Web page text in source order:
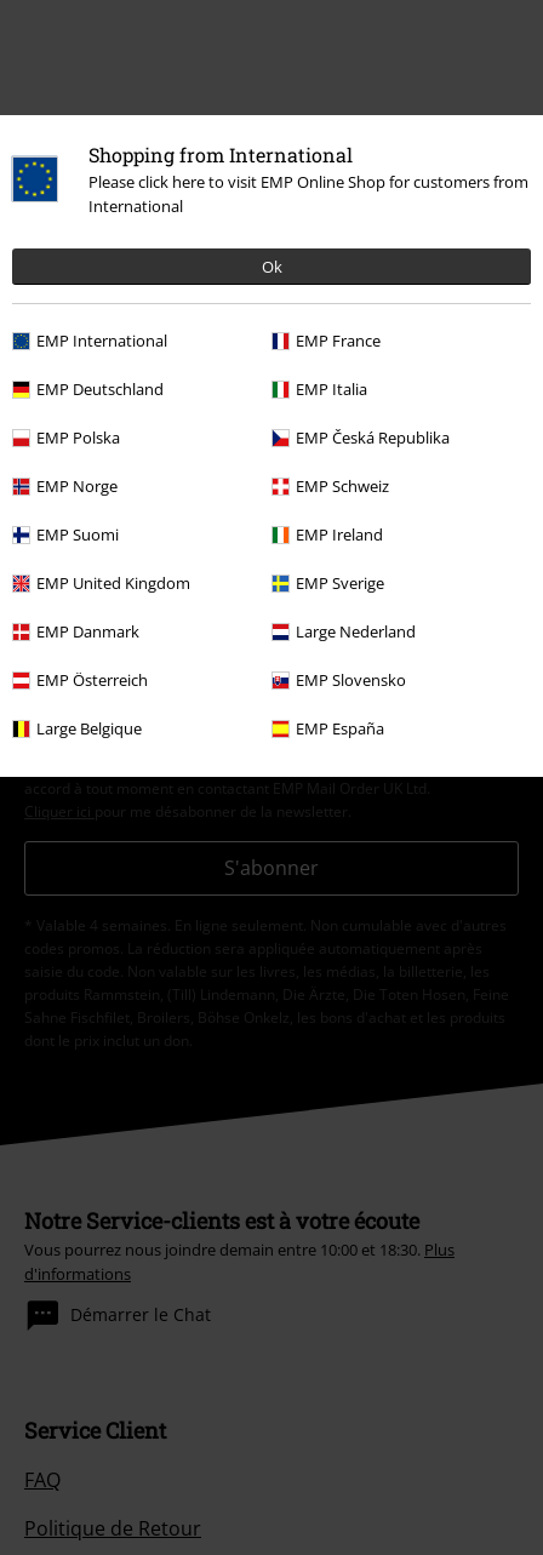
Shopping from International
Please click here to visit EMP Online Shop for customers from
International
Ok
EMP International EMP France
EMP Deutschland EMP Italia
EMP Polska EMP Česká Republika
EMP Norge EMP Schweiz
EMP Suomi EMP Ireland
EMP United Kingdom EMP Sverige
EMP Danmark Large Nederland
EMP Österreich EMP Slovensko
Large Belgique EMP España
Plus de catégories. Plus d'options.
Musique Top Bands Corey Taylor
Musique Médias Vinyle
Promos % Médias
Profitez d'une remise de 15 % en vous
J’accepte de recevoir la newsletter d’EMP et que mes données
personnelles soient utilisées par EMP Mail Order UK Ltd pour m’envoyer
régulièrement des infos sur ses produits. Mes données seront traitées
accord à tout moment en contactant EMP Mail Order UK Ltd.
Cliquer ici pour me désabonner de la newsletter.
S'abonner
* Valable 4 semaines. En ligne seulement. Non cumulable avec d'autres
codes promos. La réduction sera appliquée automatiquement après
saisie du code. Non valable sur les livres, les médias, la billetterie, les
produits Rammstein, (Till) Lindemann, Die Ärzte, Die Toten Hosen, Feine
Sahne Fischfilet, Broilers, Böhse Onkelz, les bons d'achat et les produits
dont le prix inclut un don.
Notre Service-clients est à votre écoute
Vous pourrez nous joindre demain entre 10:00 et 18:30. Plus
d'informations
Démarrer le Chat
Service Client
FAQ
Politique de Retour